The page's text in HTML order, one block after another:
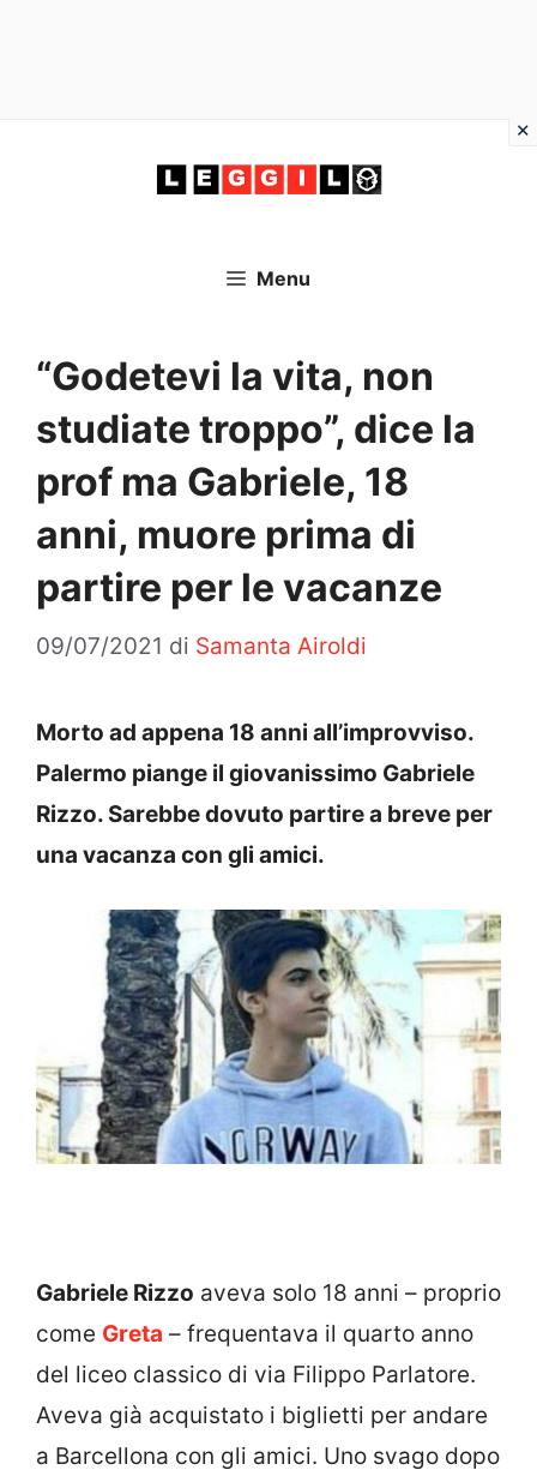
Menu
“Godetevi la vita, non
studiate troppo”, dice la
prof ma Gabriele, 18
anni, muore prima di
partire per le vacanze
09/07/2021 di Samanta Airoldi
Morto ad appena 18 anni all’improvviso.
Palermo piange il giovanissimo Gabriele
Rizzo. Sarebbe dovuto partire a breve per
una vacanza con gli amici.
Gabriele Rizzo aveva solo 18 anni – proprio
come Greta – frequentava il quarto anno
del liceo classico di via Filippo Parlatore.
Aveva già acquistato i biglietti per andare
a Barcellona con gli amici. Uno svago dopo